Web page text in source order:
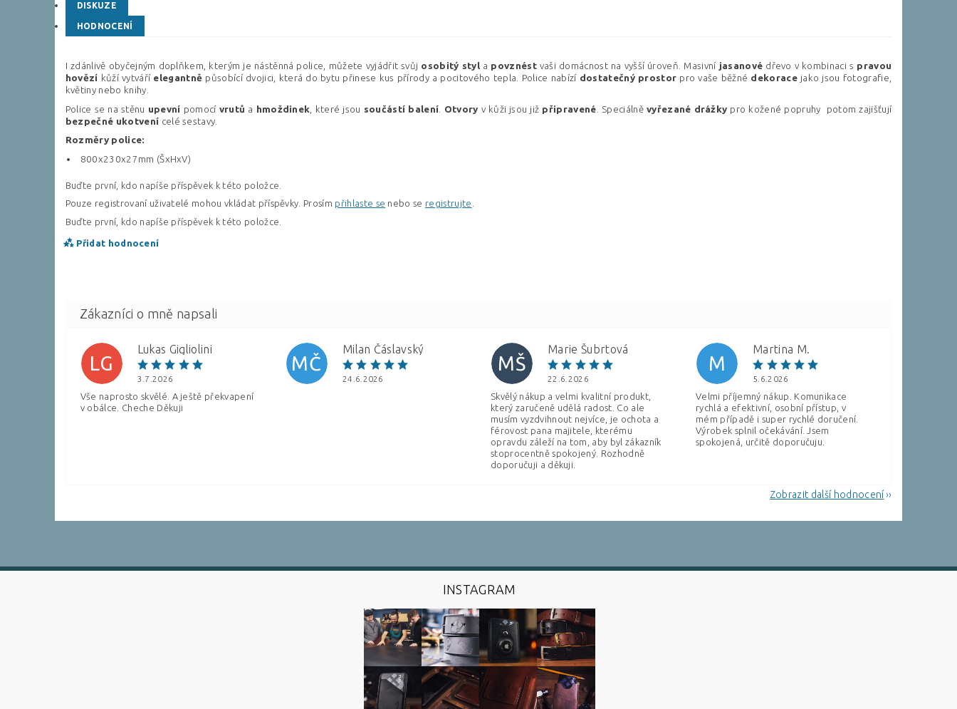
DISKUZE
HODNOCENÍ
I zdánlivě obyčejným doplňkem, kterým je nástěnná police, můžete vyjádřit svůj osobitý styl a povznést vaši domácnost na vyšší úroveň. Masivní jasanové dřevo v kombinaci s pravou
hovězí kůží vytváří elegantně působící dvojici, která do bytu přinese kus přírody a pocitového tepla. Police nabízí dostatečný prostor pro vaše běžné dekoracejako jsou fotografie,
květiny nebo knihy.
Police se na stěnu upevní pomocí vrutů a hmoždinek , které jsou součástí balení Otvory v kůži jsou již připravené . Speciálně vyřezané drážky pro kožené popruhy potom zajišťují
bezpečné ukotvení celé sestavy.
Rozměry police:
800x230x27mm (ŠxHxV)
Buďte první, kdo napíše příspěvek k této položce.
Pouze registrovaní uživatelé mohou vkládat příspěvky. Prosím přihlaste se nebo se registrujte
Buďte první, kdo napíše příspěvek k této položce.
Přidat hodnocení
LG
Lukas Gigliolini
3.7.2026
Vše naprosto skvělé. A ještě překvapení
v obálce. Cheche Děkuji
MČ
Milan Čáslavský
24.6.2026
MŠ
Marie Šubrtová
22.6.2026
Skvělý nákup a velmi kvalitní produkt,
který zaručeně udělá radost. Co ale
musím vyzdvihnout nejvíce, je ochota a
férovost pana majitele, kterému
opravdu záleží na tom, aby byl zákazník
stoprocentně spokojený. Rozhodně
doporučuji a děkuji.
M
Martina M.
5.6.2026
Velmi příjemný nákup. Komunikace
rychlá a efektivní, osobní přístup, v
mém případě i super rychlé doručení.
Výrobek splnil očekávání. Jsem
spokojená, určitě doporučuju.
Zobrazit další hodnocení
INSTAGRAM